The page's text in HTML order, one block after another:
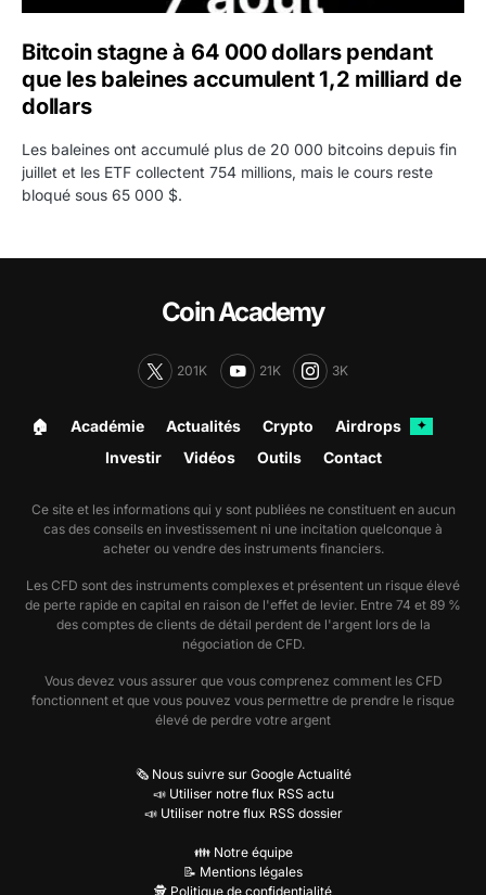
Bitcoin stagne à 64 000 dollars pendant
que les baleines accumulent 1,2 milliard de
dollars
Les baleines ont accumulé plus de 20 000 bitcoins depuis fin
juillet et les ETF collectent 754 millions, mais le cours reste
bloqué sous 65 000 $.
Coin Academy
201K 21K 3K
🏠︎ Académie Actualités Crypto Airdrops ✦
Investir Vidéos Outils Contact
Ce site et les informations qui y sont publiées ne constituent en aucun
cas des conseils en investissement ni une incitation quelconque à
acheter ou vendre des instruments financiers.
Les CFD sont des instruments complexes et présentent un risque élevé
de perte rapide en capital en raison de l'effet de levier. Entre 74 et 89 %
des comptes de clients de détail perdent de l'argent lors de la
négociation de CFD.
Vous devez vous assurer que vous comprenez comment les CFD
fonctionnent et que vous pouvez vous permettre de prendre le risque
élevé de perdre votre argent
🗞️ Nous suivre sur Google Actualité
📣 Utiliser notre flux RSS actu
📣 Utiliser notre flux RSS dossier
👪 Notre équipe
📝 Mentions légales
🕵️ Politique de confidentialité